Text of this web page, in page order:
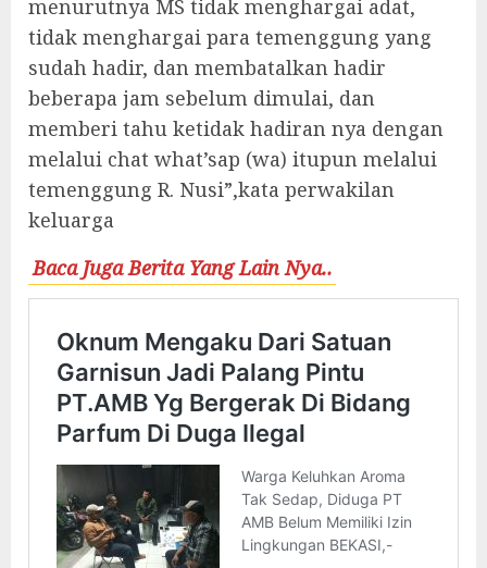
menurutnya MS tidak menghargai adat,
tidak menghargai para temenggung yang
sudah hadir, dan membatalkan hadir
beberapa jam sebelum dimulai, dan
memberi tahu ketidak hadiran nya dengan
melalui chat what’sap (wa) itupun melalui
temenggung R. Nusi”,kata perwakilan
keluarga
Baca Juga Berita Yang Lain Nya..